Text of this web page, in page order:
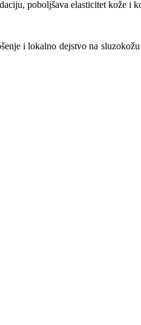
poboljšava elasticitet kože i
i lokalno dejstvo na